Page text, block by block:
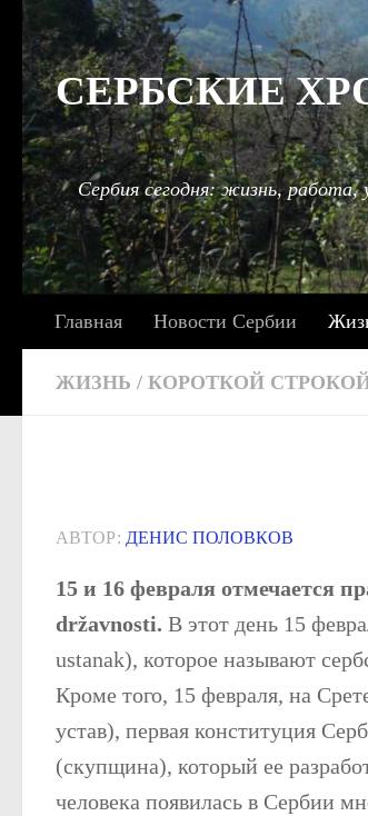
Под записью
СЕРБСКИЕ
Сербия сегодня: жизнь, работа,
Главная Новости Сербии
ЖИЗНЬ / КОРОТКОЙ
АВТОР: ДЕНИС ПОЛОВКОВ
15 и 16 февраля отмечается
državnosti. В этот день 15
ustanak), которое называют
Кроме того, 15 февраля, на
устав), первая конституция
(скупщина), который ее
человека появилась в Сербии